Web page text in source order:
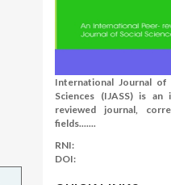
International Journal of
Sciences (IJASS) is an
reviewed journal,
fields.......
RNI:
DOI: